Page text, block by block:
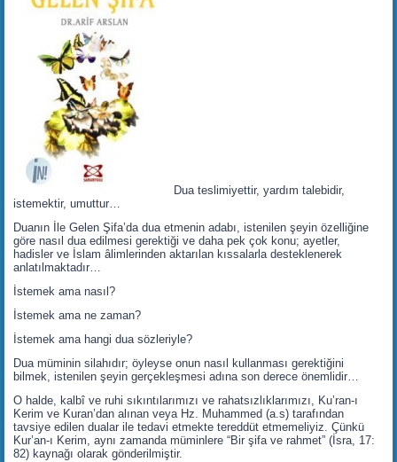
Dua teslimiyettir, yardım talebidir,
istemektir, umuttur…
Duanın İle Gelen Şifa’da dua etmenin adabı, istenilen şeyin özelliğine
göre nasıl dua edilmesi gerektiği ve daha pek çok konu; ayetler,
hadisler ve İslam âlimlerinden aktarılan kıssalarla desteklenerek
anlatılmaktadır…
İstemek ama nasıl?
İstemek ama ne zaman?
İstemek ama hangi dua sözleriyle?
Dua müminin silahıdır; öyleyse onun nasıl kullanması gerektiğini
bilmek, istenilen şeyin gerçekleşmesi adına son derece önemlidir…
O halde, kalbî ve ruhi sıkıntılarımızı ve rahatsızlıklarımızı, Ku’ran-ı
Kerim ve Kuran’dan alınan veya Hz. Muhammed (a.s) tarafından
tavsiye edilen dualar ile tedavi etmekte tereddüt etmemeliyiz. Çünkü
Kur’an-ı Kerim, aynı zamanda müminlere “Bir şifa ve rahmet” (İsra, 17:
82) kaynağı olarak gönderilmiştir.